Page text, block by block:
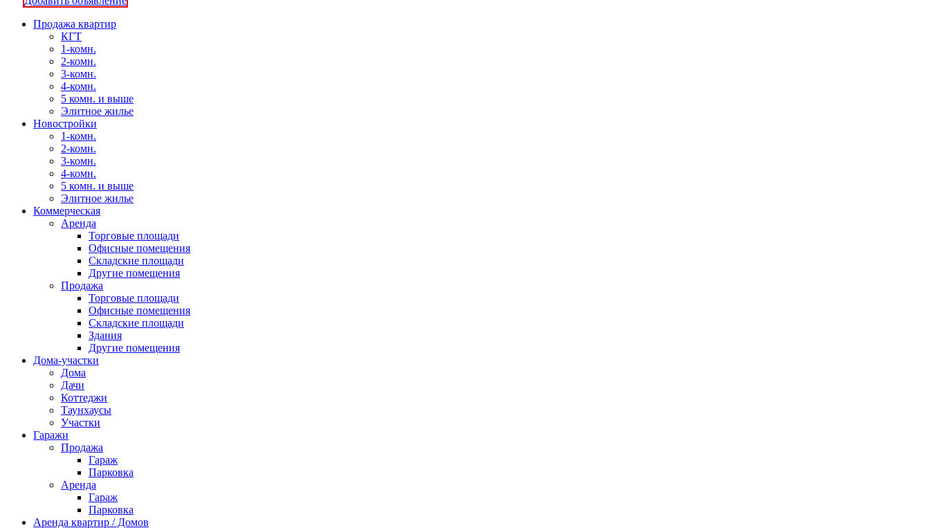
Продажа квартир
КГТ
1-комн.
2-комн.
3-комн.
4-комн.
5 комн. и выше
Элитное жилье
Новостройки
1-комн.
2-комн.
3-комн.
4-комн.
5 комн. и выше
Элитное жилье
Коммерческая
Аренда
Торговые площади
Офисные помещения
Складские площади
Другие помещения
Продажа
Торговые площади
Офисные помещения
Складские площади
Здания
Другие помещения
Дома-участки
Дома
Дачи
Коттеджи
Таунхаусы
Участки
Гаражи
Продажа
Гараж
Парковка
Аренда
Гараж
Парковка
Аренда квартир / Домов